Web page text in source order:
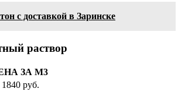
с доставкой в Заринске
раствор
ЗА М3
1840 руб.